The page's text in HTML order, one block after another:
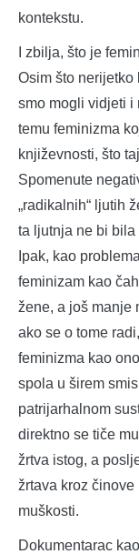
kontekstu.
I zbilja, što je
Osim što nerijetko
smo mogli vidjeti i
temu feminizma
književnosti, što
Spomenute
„radikalnih“ ljutih
ta ljutnja ne bi
Ipak, kao
feminizam kao
žene, a još manje
ako se o tome
feminizma kao
spola u širem
patrijarhalnom
direktno se tiče
žrtva istog, a
žrtava kroz
muškosti.
Dokumentarac